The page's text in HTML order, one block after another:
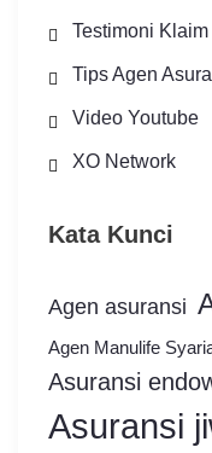
Testimoni Klaim
Tips Agen
Video Youtube
XO Network
Kata Kunci
Agen asuransi
Agen Manulife
Asuransi
Asuransi